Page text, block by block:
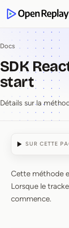
OpenReplay
Docs
SDK
start
Détails sur la
SUR CETTE
SDK
Cette méthode
Lorsque le
commence.